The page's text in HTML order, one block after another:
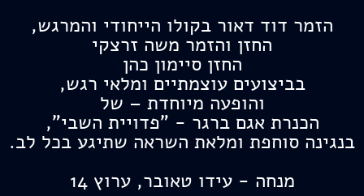
הזמר דוד דאור בקולו הייחודי והמרגש,
החזן והזמר משה זרצקי
החזן סיימון כהן
בביצועים עוצמתיים ומלאי רגש,
והופעה מיוחדת – של
הכנרת אגם ברגר - "פדויית השבי",
בנגינה סוחפת ומלאת השראה שתיגע בכל לב.
מנחה - עידו טאובר, ערוץ 14